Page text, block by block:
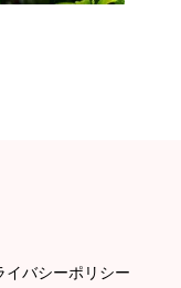
イバシーポリシー